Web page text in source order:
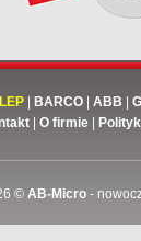
BARCO ABB
O firmie
© AB-Micro -